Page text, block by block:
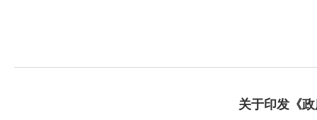
关于印发《政府采购合作创